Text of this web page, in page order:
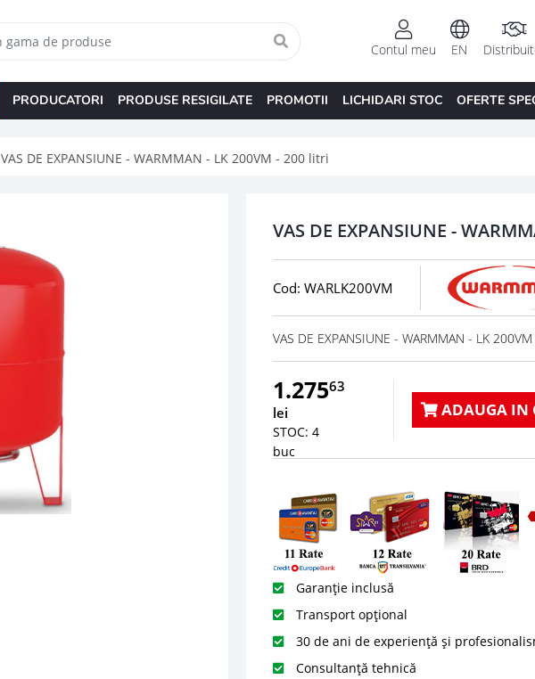
EN
Contul meu
PRODUCATORI PRODUSE RESIGILATE PROMOTII LICHIDARI STOC OFERTE
VAS DE EXPANSIUNE - WARMMAN - LK 200VM - 200 litri
VAS DE EXPANSIUNE -
Cod: WARLK200VM
VAS DE EXPANSIUNE - WARMMAN - LK
1.27563
lei
STOC: 4
buc
ADAUGA IN
Garanție inclusă
Transport opțional
30 de ani de experiență și
Consultanță tehnică